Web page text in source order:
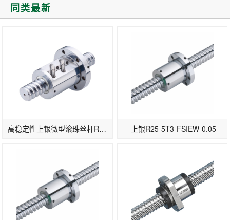
同类最新
高稳定性上银微型滚珠丝杆R14-5B1-FSW 上银R25-5T3-FSIEW-0.05